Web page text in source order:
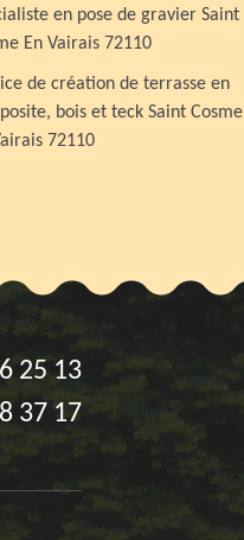
en pose de gravier Saint
En Vairais 72110
de création de terrasse en
bois et teck Saint Cosme
72110
25 13
37 17